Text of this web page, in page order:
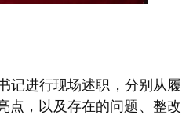
记进行现场述职，分别从履
点，以及存在的问题、整改